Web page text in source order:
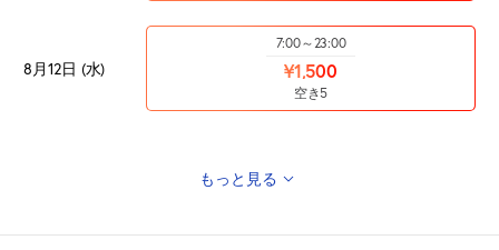
8月12日 (水)
7:00～23:00
¥1,500
空き5
もっと見る